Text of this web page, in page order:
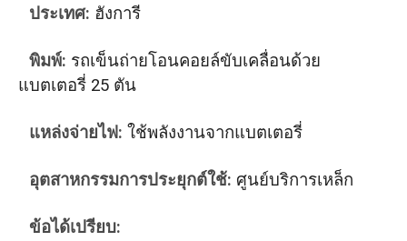
ประเทศ: ฮังการี
พิมพ์: รถเข็นถ่ายโอนคอยล์ขับเคลื่อนด้วย
แบตเตอรี่ 25 ตัน
แหล่งจ่ายไฟ: ใช้พลังงานจากแบตเตอรี่
อุตสาหกรรมการประยุกต์ใช้: ศูนย์บริการเหล็ก
ข้อได้เปรียบ: